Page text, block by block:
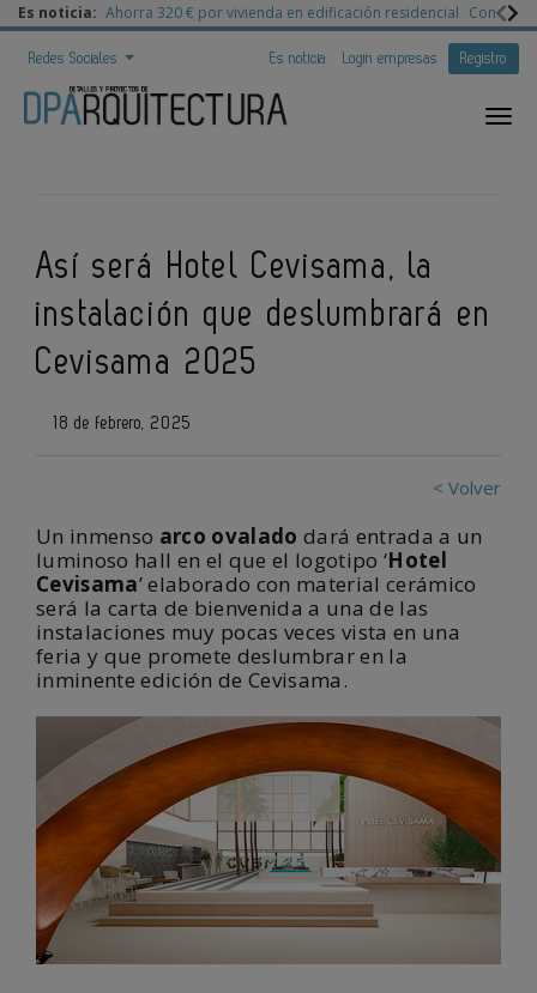
Es noticia: Ahorra 320 € por vivienda en edificación residencial
Redes Sociales Es noticia Login empresas Registro
Así será Hotel Cevisama, la
instalación que deslumbrará en
Cevisama 2025
18 de febrero, 2025
< Volver
Un inmenso arco ovalado dará entrada a un
luminoso hall en el que el logotipo ‘Hotel
Cevisama’ elaborado con material cerámico
será la carta de bienvenida a una de las
instalaciones muy pocas veces vista en una
feria y que promete deslumbrar en la
inminente edición de Cevisama.